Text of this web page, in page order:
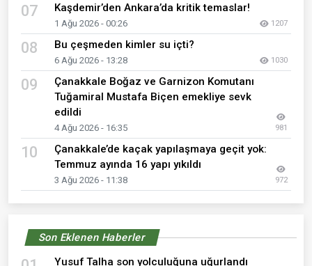
07 Kaşdemir’den Ankara’da kritik temaslar!
1 Ağu 2026 - 00:26 1207
08 Bu çeşmeden kimler su içti?
6 Ağu 2026 - 13:28 1030
09
Çanakkale Boğaz ve Garnizon Komutanı
Tuğamiral Mustafa Biçen emekliye sevk
edildi
4 Ağu 2026 - 16:35 981
10
Çanakkale’de kaçak yapılaşmaya geçit yok:
Temmuz ayında 16 yapı yıkıldı
3 Ağu 2026 - 11:38 972
Son Eklenen Haberler
Yusuf Talha son yolculuğuna uğurlandı